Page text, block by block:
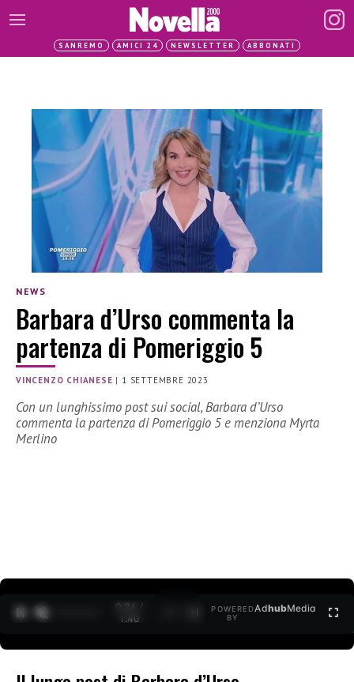
SANREMO AMICI 24 NEWSLETTER ABBONATI
NEWS
Barbara d’Urso commenta la
partenza di Pomeriggio 5
VINCENZO CHIANESE | 1 SETTEMBRE 2023
Con un lunghissimo post sui social, Barbara d’Urso
commenta la partenza di Pomeriggio 5 e menziona Myrta
Merlino
0:27 /
1:40
POWERED
BY
AdhubMedia